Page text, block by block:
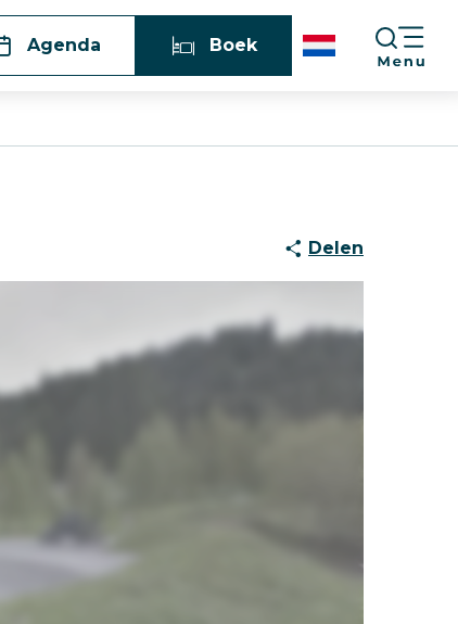
Agenda Boek
Delen